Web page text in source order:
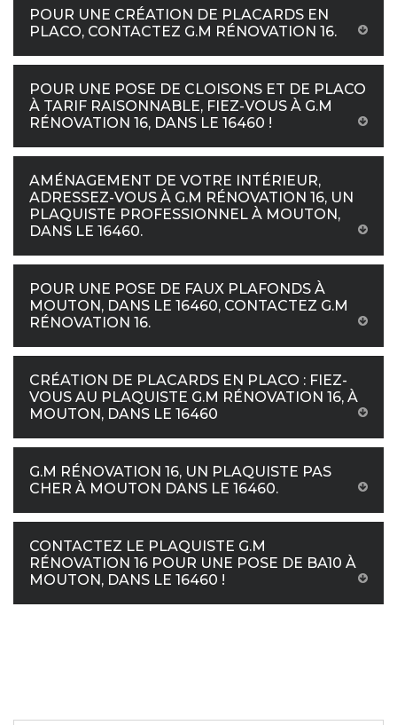
POUR UNE CRÉATION DE PLACARDS EN
PLACO, CONTACTEZ G.M RÉNOVATION 16.
POUR UNE POSE DE CLOISONS ET DE PLACO
À TARIF RAISONNABLE, FIEZ-VOUS À G.M
RÉNOVATION 16, DANS LE 16460 !
AMÉNAGEMENT DE VOTRE INTÉRIEUR,
ADRESSEZ-VOUS À G.M RÉNOVATION 16, UN
PLAQUISTE PROFESSIONNEL À MOUTON,
DANS LE 16460.
POUR UNE POSE DE FAUX PLAFONDS À
MOUTON, DANS LE 16460, CONTACTEZ G.M
RÉNOVATION 16.
CRÉATION DE PLACARDS EN PLACO : FIEZ-
VOUS AU PLAQUISTE G.M RÉNOVATION 16, À
MOUTON, DANS LE 16460
G.M RÉNOVATION 16, UN PLAQUISTE PAS
CHER À MOUTON DANS LE 16460.
CONTACTEZ LE PLAQUISTE G.M
RÉNOVATION 16 POUR UNE POSE DE BA10 À
MOUTON, DANS LE 16460 !